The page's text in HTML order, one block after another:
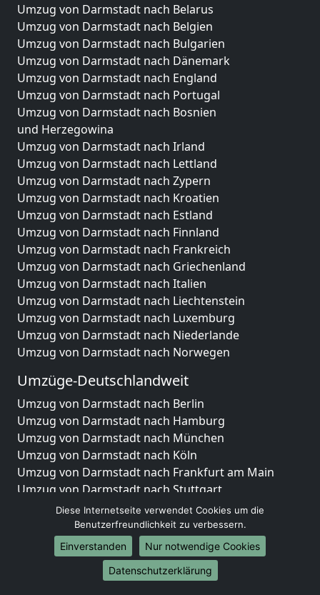
Umzug von Darmstadt nach Belarus
Umzug von Darmstadt nach Belgien
Umzug von Darmstadt nach Bulgarien
Umzug von Darmstadt nach Dänemark
Umzug von Darmstadt nach England
Umzug von Darmstadt nach Portugal
Umzug von Darmstadt nach Bosnien
und Herzegowina
Umzug von Darmstadt nach Irland
Umzug von Darmstadt nach Lettland
Umzug von Darmstadt nach Zypern
Umzug von Darmstadt nach Kroatien
Umzug von Darmstadt nach Estland
Umzug von Darmstadt nach Finnland
Umzug von Darmstadt nach Frankreich
Umzug von Darmstadt nach Griechenland
Umzug von Darmstadt nach Italien
Umzug von Darmstadt nach Liechtenstein
Umzug von Darmstadt nach Luxemburg
Umzug von Darmstadt nach Niederlande
Umzug von Darmstadt nach Norwegen
Umzüge-Deutschlandweit
Umzug von Darmstadt nach Berlin
Umzug von Darmstadt nach Hamburg
Umzug von Darmstadt nach München
Umzug von Darmstadt nach Köln
Umzug von Darmstadt nach Frankfurt am Main
Umzug von Darmstadt nach Stuttgart
Umzug von Darmstadt nach Düsseldorf
Umzug von Darmstadt nach Leipzig
Umzug von Darmstadt nach Dortmund
Umzug von Darmstadt nach Essen
Umzug von Darmstadt nach Bremen
Diese Internetseite verwendet Cookies um die
Benutzerfreundlichkeit zu verbessern.
Einverstanden
Nur notwendige Cookies
Datenschutzerklärung